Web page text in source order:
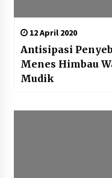
12 April 2020
Antisipasi
Menes Himbau
Mudik